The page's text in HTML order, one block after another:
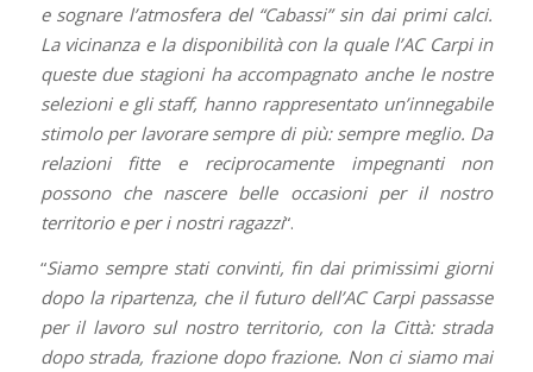
e sognare l’atmosfera del “Cabassi” sin dai primi calci.
La vicinanza e la disponibilità con la quale l’AC Carpi in
queste due stagioni ha accompagnato anche le nostre
selezioni e gli staff, hanno rappresentato un’innegabile
stimolo per lavorare sempre di più: sempre meglio. Da
relazioni fitte e reciprocamente impegnanti non
possono che nascere belle occasioni per il nostro
territorio e per i nostri ragazzi“.
“Siamo sempre stati convinti, fin dai primissimi giorni
dopo la ripartenza, che il futuro dell’AC Carpi passasse
per il lavoro sul nostro territorio, con la Città: strada
dopo strada, frazione dopo frazione. Non ci siamo mai